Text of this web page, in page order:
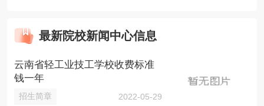
最新院校新闻中心信息
云南省轻工业技工学校收费标准
钱一年
招生简章 2022-05-29